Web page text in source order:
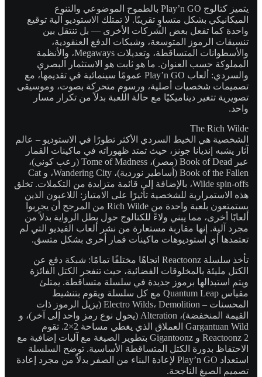
يتميز كتالوج Play’n GO بالطموح الموضوعي والتنوع
الميكانيكي بشكل متساوٍ تقريبًا. لا تمتلك الاستوديو آلية توقيع
واحدة كما تفعل بعض الشركات الأخرى — بل تنتقل بين
تنسيقات الرموز المتوسعة، وشبكات الدفع العنقودية،
والأسطوانات المتساقطة، وتعديلات Megaways، والأنظمة
المملوكة حسب العنوان. ما هو ثابت هو الاستثمار البصري
والسردي: ألعاب Play’n GO عمومًا سينمائية في تقديمها، مع
تصميمات شخصيات أصلية، ورسوم متحركة بصوت، وموسيقى
تصويرية تتغير ديناميكيًا مع حالة اللعبة بدلاً من تكرار مسار
واحد.
The Rich Wilde
الشخصية هي الخيط السردي الأكثر تطورًا في الاستوديو – عالم
آثار يشبه إنديانا جونز، حيث تمتد ظهوراته في ماكينات القمار
عبر Book of Dead (مصر)، Tome of Madness (رعب كوني)،
Book of the Fallen (أساطير نوردية)، Wandering City، و Cat
Wilde spin-offs، بالإضافة إلى قائمة متزايدة من التكملات. تخلق
هذه الاستمرارية للشخصية تأثيرًا على الامتياز: اللاعبون الذين
يستمتعون بلعبة واحدة من Rich Wilde من المرجح أن يجربوا
ألعابًا أخرى، مما يبني ولاءً للكتالوج حول بطل الرواية بدلاً من
مجرد آلية. إنها مقاربة مستعارة من نشر ألعاب الفيديو التي لم
تعتمدها أي استوديوهات ماكينات قمار أخرى بشكل متسق.
تأخذ سلسلة Reactoonz اتجاهًا مختلفًا تمامًا: شبكة دفع عن
الكتل مليئة بالمخلوقات الفضائية، حيث تنفجر الكتل الفائزة
ويتم استبدالها برموز جديدة في سلسلة متساقطة. يمتلئ
مقياس Quantum Leap مع كل سلسلة ويقوم بتنشيط
المحسنات – Electro Wilds، Demolition (يزيل الرموز ذات
القيمة المنخفضة)، Alteration (يحول نوع رمز واحد إلى آخر)، و
Gargantuan Wild العملاق الذي يغطي مساحة 2×2. تقوم
Reactoonz 2 و Gigantoonz بتطوير الصيغة مع آليات إضافية مع
الاحتفاظ بدورة الكتل المتساقطة الأساسية. توضح السلسلة
استعداد Play’n GO لإعادة البناء من الصفر بدلاً من مجرد إعادة
تصميم الصيغ الناجحة.